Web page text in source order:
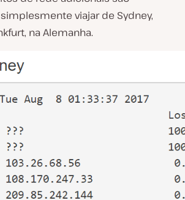
viajar de Sydney,
na Alemanha.